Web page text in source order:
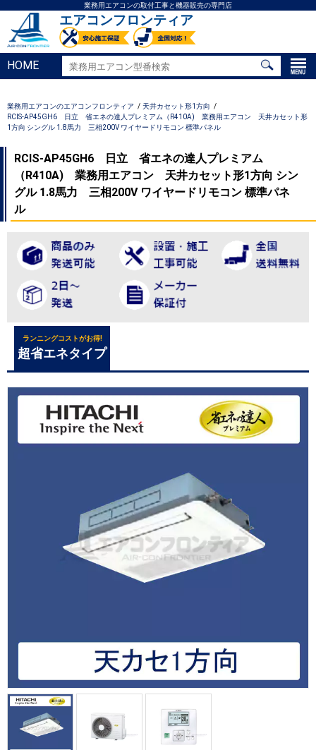
業務用エアコンの取付工事と機器販売の専門店
エアコンフロンティア
HOME
業務用エアコンのエアコンフロンティア
天井カセット形1方向
RCIS-AP45GH6 日立 省エネの達人プレミアム（R410A) 業務用エアコン 天井カセット形
1方向 シングル 1.8馬力 三相200V ワイヤードリモコン 標準パネル
RCIS-AP45GH6 日立 省エネの達人プレミアム
（R410A) 業務用エアコン 天井カセット形1方向 シン
グル 1.8馬力 三相200V ワイヤードリモコン 標準パネ
ル
ランニングコストがお得!
超省エネタイプ